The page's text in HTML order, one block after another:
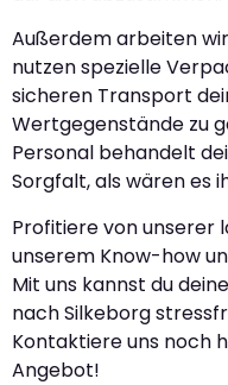
Außerdem arbeiten
nutzen spezielle
sicheren Transport
Wertgegenstände zu
Personal behandelt
Sorgfalt, als wären es
Profitiere von unserer
unserem Know-how
Mit uns kannst du
nach Silkeborg
Kontaktiere uns noch
Angebot!